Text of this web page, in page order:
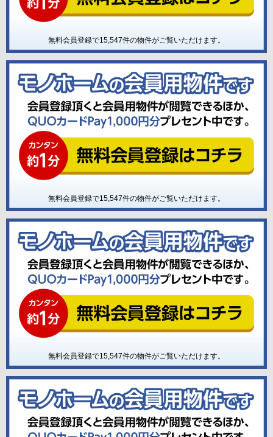
無料会員登録で15,547件の物件がご覧いただけます。
無料会員登録で15,547件の物件がご覧いただけます。
無料会員登録で15,547件の物件がご覧いただけます。